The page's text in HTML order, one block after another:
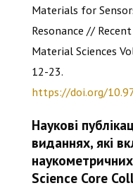
Materials for
Resonance //
Material Sciences
12-23.
https://doi.org/
Наукові
виданнях, які
Science Core